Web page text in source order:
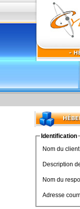
Identification
Nom du
Description
Nom du
Adresse